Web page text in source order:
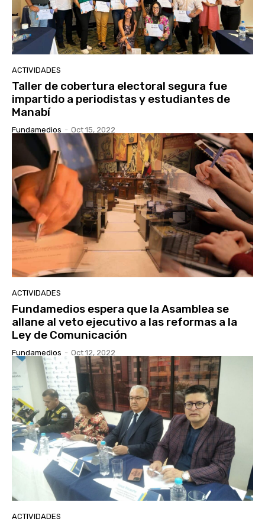
ACTIVIDADES
Taller de cobertura electoral segura fue
impartido a periodistas y estudiantes de
Manabí
Fundamedios - Oct 15, 2022
ACTIVIDADES
Fundamedios espera que la Asamblea se
allane al veto ejecutivo a las reformas a la
Ley de Comunicación
Fundamedios - Oct 12, 2022
ACTIVIDADES